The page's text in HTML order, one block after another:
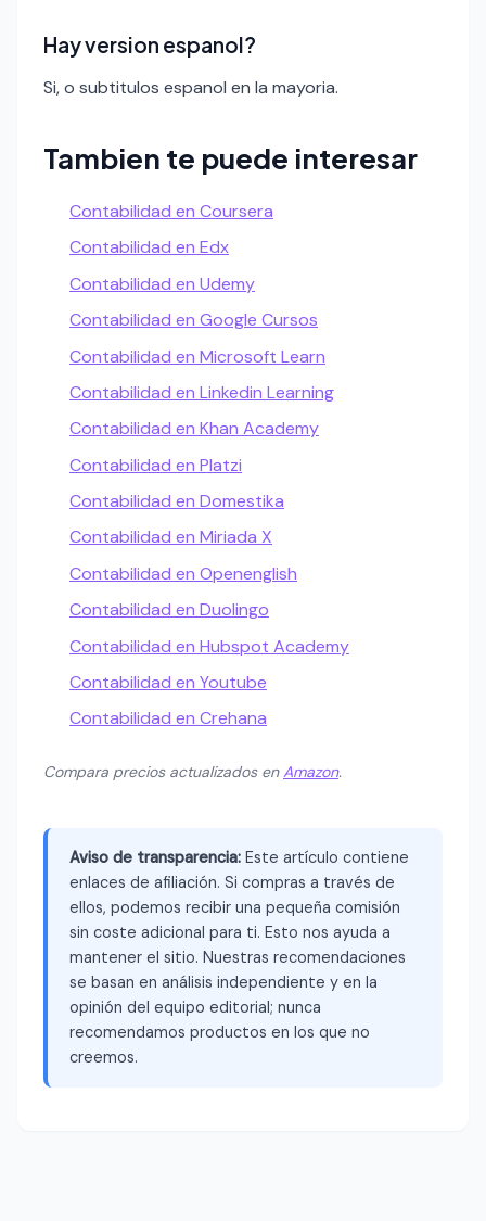
Hay version espanol?
Si, o subtitulos espanol en la mayoria.
Tambien te puede interesar
Contabilidad en Coursera
Contabilidad en Edx
Contabilidad en Udemy
Contabilidad en Google Cursos
Contabilidad en Microsoft Learn
Contabilidad en Linkedin Learning
Contabilidad en Khan Academy
Contabilidad en Platzi
Contabilidad en Domestika
Contabilidad en Miriada X
Contabilidad en Openenglish
Contabilidad en Duolingo
Contabilidad en Hubspot Academy
Contabilidad en Youtube
Contabilidad en Crehana
Compara precios actualizados enAmazon.
Aviso de transparencia: Este artículo contiene
enlaces de afiliación. Si compras a través de
ellos, podemos recibir una pequeña comisión
sin coste adicional para ti. Esto nos ayuda a
mantener el sitio. Nuestras recomendaciones
se basan en análisis independiente y en la
opinión del equipo editorial; nunca
recomendamos productos en los que no
creemos.